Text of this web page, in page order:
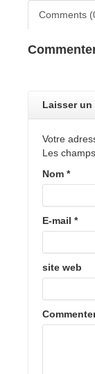
Comments
Laisser un
Votre
Les
Nom *
E-mail *
site web